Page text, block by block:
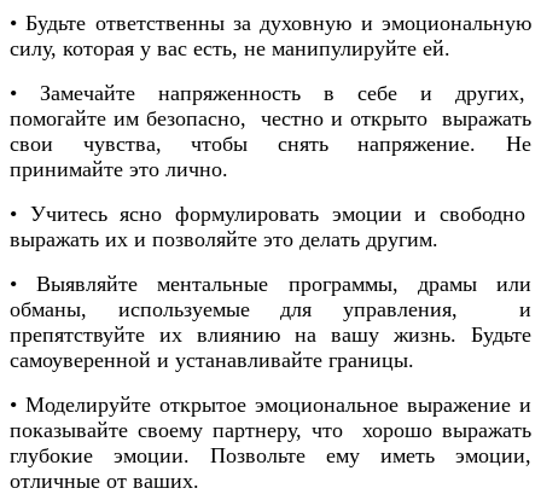
• Будьте ответственны за духовную и эмоциональную
силу, которая у вас есть, не манипулируйте ей.
• Замечайте напряженность в себе и других,
помогайте им безопасно, честно и открыто выражать
свои чувства, чтобы снять напряжение. Не
принимайте это лично.
• Учитесь ясно формулировать эмоции и свободно
выражать их и позволяйте это делать другим.
• Выявляйте ментальные программы, драмы или
обманы, используемые для управления, и
препятствуйте их влиянию на вашу жизнь. Будьте
самоуверенной и устанавливайте границы.
• Моделируйте открытое эмоциональное выражение и
показывайте своему партнеру, что хорошо выражать
глубокие эмоции. Позвольте ему иметь эмоции,
отличные от ваших.